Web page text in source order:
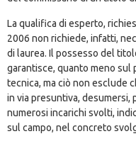
La qualifica di esperto,
2006 non richiede, infatti,
di laurea. Il possesso del
garantisce, quanto meno sul
tecnica, ma ciò non esclude
in via presuntiva, desumersi,
numerosi incarichi svolti,
sul campo, nel concreto